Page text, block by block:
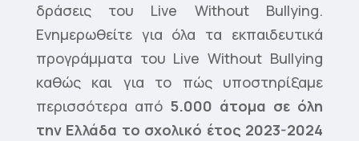
δράσεις του Live Without Bullying.
Ενημερωθείτε για όλα τα εκπαιδευτικά
προγράμματα του Live Without Bullying
καθώς και για το πώς υποστηρίξαμε
περισσότερα από 5.000 άτομα σε όλη
την Ελλάδα το σχολικό έτος 2023-2024